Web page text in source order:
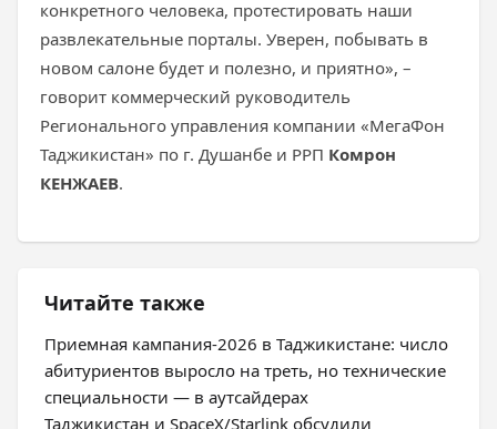
конкретного человека, протестировать наши
развлекательные порталы. Уверен, побывать в
новом салоне будет и полезно, и приятно», –
говорит коммерческий руководитель
Регионального управления компании «МегаФон
Таджикистан» по г. Душанбе и РРП Комрон
КЕНЖАЕВ.
Читайте также
Приемная кампания-2026 в Таджикистане: число
абитуриентов выросло на треть, но технические
специальности — в аутсайдерах
Таджикистан и SpaceX/Starlink обсудили